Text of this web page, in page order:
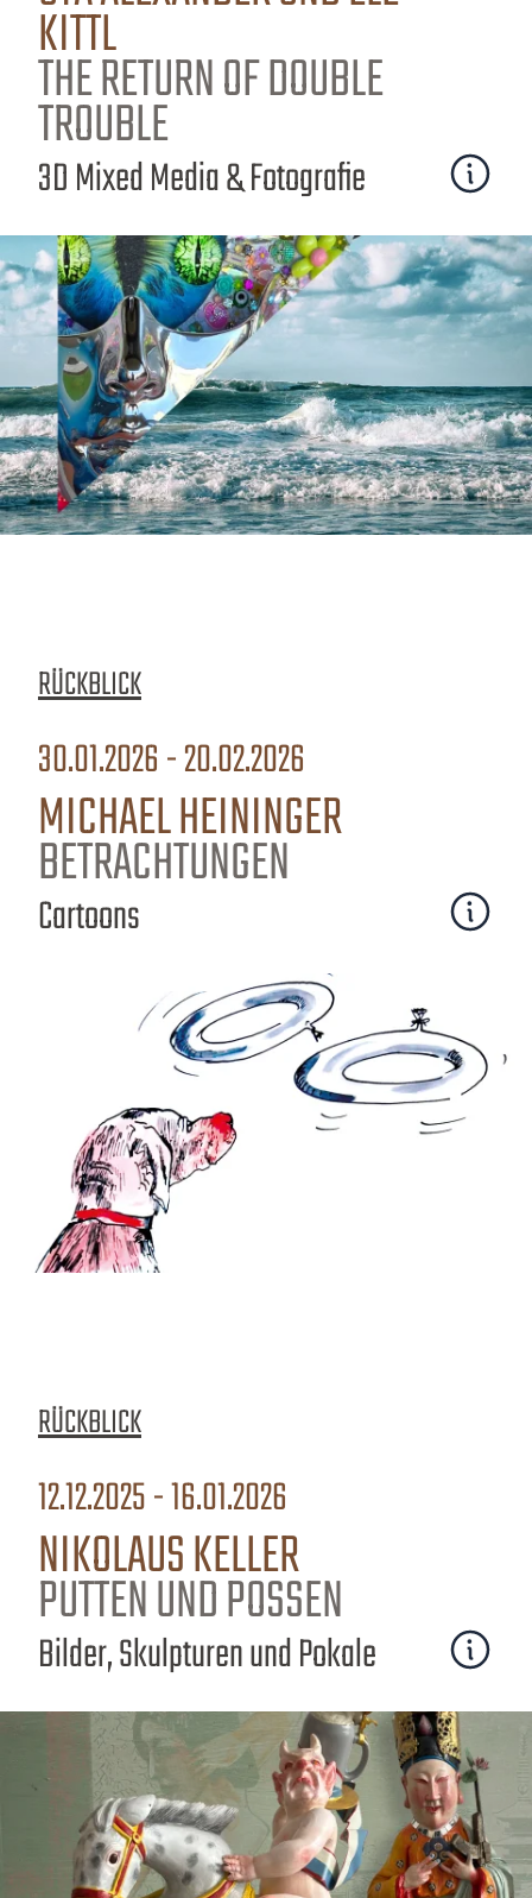
KITTL
THE RETURN OF DOUBLE
TROUBLE
3D Mixed Media & Fotografie
RÜCKBLICK
30.01.2026 - 20.02.2026
MICHAEL HEININGER
BETRACHTUNGEN
Cartoons
RÜCKBLICK
12.12.2025 - 16.01.2026
NIKOLAUS KELLER
PUTTEN UND POSSEN
Bilder, Skulpturen und Pokale